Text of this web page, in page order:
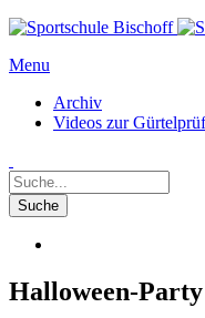
Menu
Archiv
Videos zur
Halloween-Party